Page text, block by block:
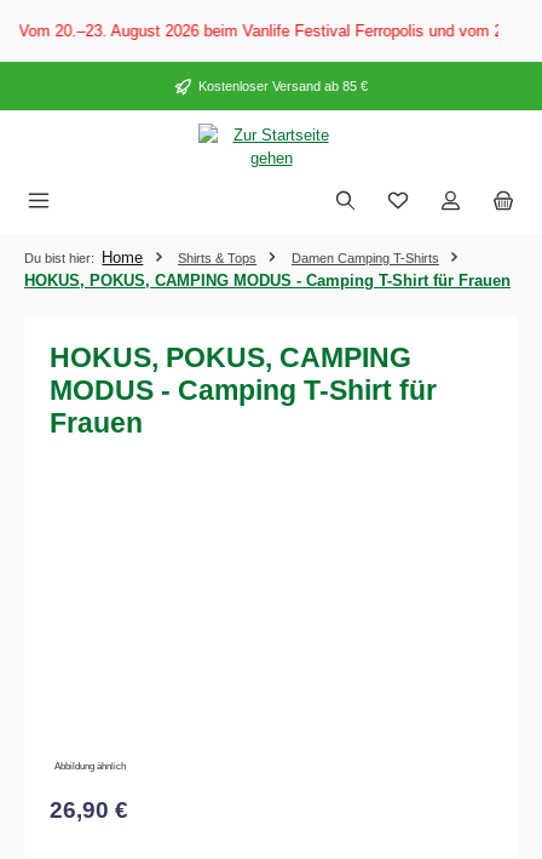
springen
20.–23. August 2026 beim Vanlife Festival Ferropolis und vom 28.
Kostenloser Versand ab 85 €
Du bist hier: Home Shirts & Tops Damen Camping T-Shirts
HOKUS, POKUS, CAMPING MODUS - Camping T-Shirt für Frauen
HOKUS, POKUS, CAMPING
MODUS - Camping T-Shirt für
Frauen
Abbildung ähnlich
26,90 €